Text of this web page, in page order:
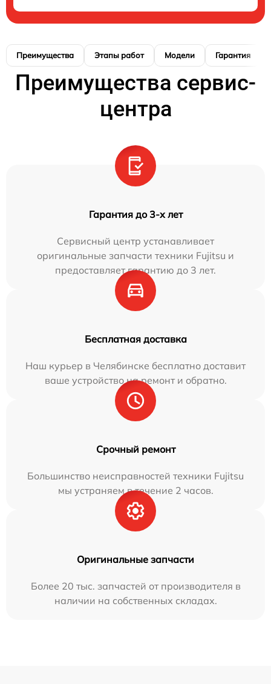
Преимущества Этапы работ Модели Гарантия
Преимущества сервис-
центра
Гарантия до 3-х лет
Сервисный центр устанавливает
оригинальные запчасти техники Fujitsu и
предоставляет гарантию до 3 лет.
Бесплатная доставка
Наш курьер в Челябинске бесплатно доставит
ваше устройство на ремонт и обратно.
Срочный ремонт
Большинство неисправностей техники Fujitsu
мы устраняем в течение 2 часов.
Оригинальные запчасти
Более 20 тыс. запчастей от производителя в
наличии на собственных складах.